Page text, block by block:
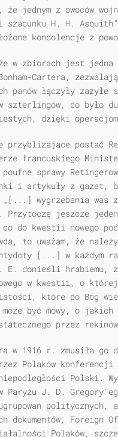
jednym z owoców
H. H. Asquith”
kondolencje z
że w zbiorach jest
Cartera,
panów łączyły
szterlingów, co było
dzięki operacjom
przybliżające
francuskiego
poufne sprawy
i artykuły z gazet,
„[...] wygrzebania
Przytoczę jeszcze
do kwestii nowego
to uważam, że
[...] w każdym
E. donieśli
w kwestii, o
które po Bóg
być mowy, o
przez
w 1916 r. zmusiła go
Polaków
Polski.
Paryżu J. D.
politycznych,
Foreign
Polaków,